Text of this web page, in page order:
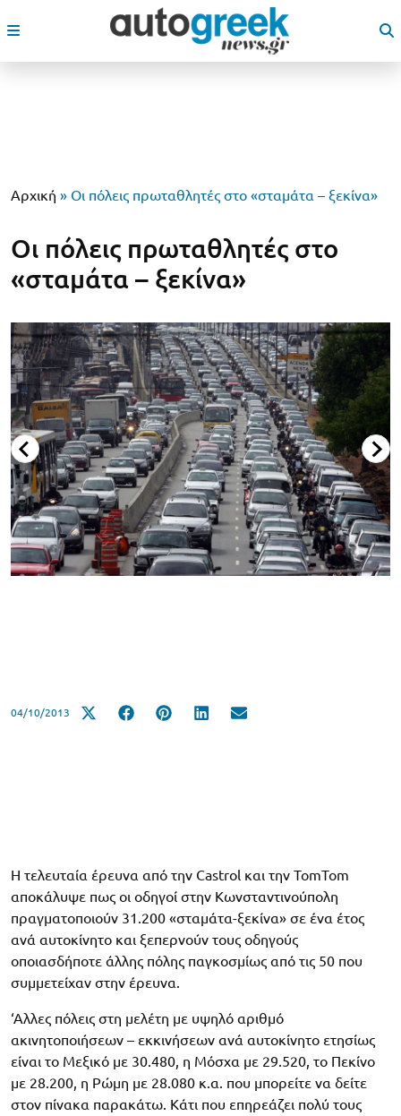
Αρχική » Οι πόλεις πρωταθλητές στο «σταμάτα – ξεκίνα»
Οι πόλεις πρωταθλητές στο
«σταμάτα – ξεκίνα»
04/10/2013
Η τελευταία έρευνα από την Castrol και την TomTom
αποκάλυψε πως οι οδηγοί στην Κωνσταντινούπολη
πραγματοποιούν 31.200 «σταμάτα-ξεκίνα» σε ένα έτος
ανά αυτοκίνητο και ξεπερνούν τους οδηγούς
οποιασδήποτε άλλης πόλης παγκοσμίως από τις 50 που
συμμετείχαν στην έρευνα.
‘Αλλες πόλεις στη μελέτη με υψηλό αριθμό
ακινητοποιήσεων – εκκινήσεων ανά αυτοκίνητο ετησίως
είναι το Μεξικό με 30.480, η Μόσχα με 29.520, το Πεκίνο
με 28.200, η Ρώμη με 28.080 κ.α. που μπορείτε να δείτε
στον πίνακα παρακάτω. Κάτι που επηρεάζει πολύ τους